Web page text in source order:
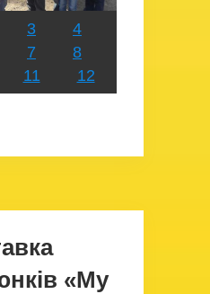
3
4
7
8
11 12
«My